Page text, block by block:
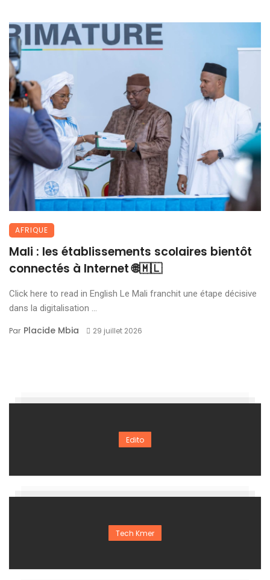
AFRIQUE
Mali : les établissements scolaires bientôt
connectés à Internet 🌐🇲🇱
Click here to read in English Le Mali franchit une étape décisive
dans la digitalisation ...
Par Placide Mbia 29 juillet 2026
Edito
Tech Kmer